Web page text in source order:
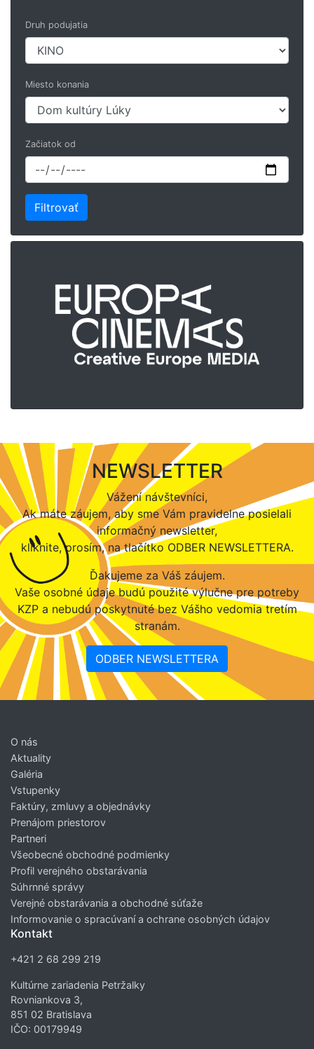
Druh podujatia
Miesto konania
Začiatok od
NEWSLETTER
Vážení návštevníci,
Ak máte záujem, aby sme Vám pravidelne posielali
informačný newsletter,
kliknite, prosím, na tlačítko ODBER NEWSLETTERA.
Ďakujeme za Váš záujem.
Vaše osobné údaje budú použité výlučne pre potreby
KZP a nebudú poskytnuté bez Vášho vedomia tretím
stranám.
ODBER NEWSLETTERA
O nás
Aktuality
Galéria
Vstupenky
Faktúry, zmluvy a objednávky
Prenájom priestorov
Partneri
Všeobecné obchodné podmienky
Profil verejného obstarávania
Súhrnné správy
Verejné obstarávania a obchodné súťaže
Informovanie o spracúvaní a ochrane osobných údajov
Kontakt
+421 2 68 299 219
Kultúrne zariadenia Petržalky
Rovniankova 3,
851 02 Bratislava
IČO: 00179949